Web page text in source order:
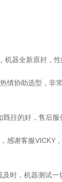
器全新原封，性
情协助选型，非
往的好，售后服
谢客服VICKY
时，机器测试一